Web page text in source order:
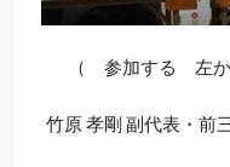
（ 参加する 左
竹原 孝剛 副代表・前